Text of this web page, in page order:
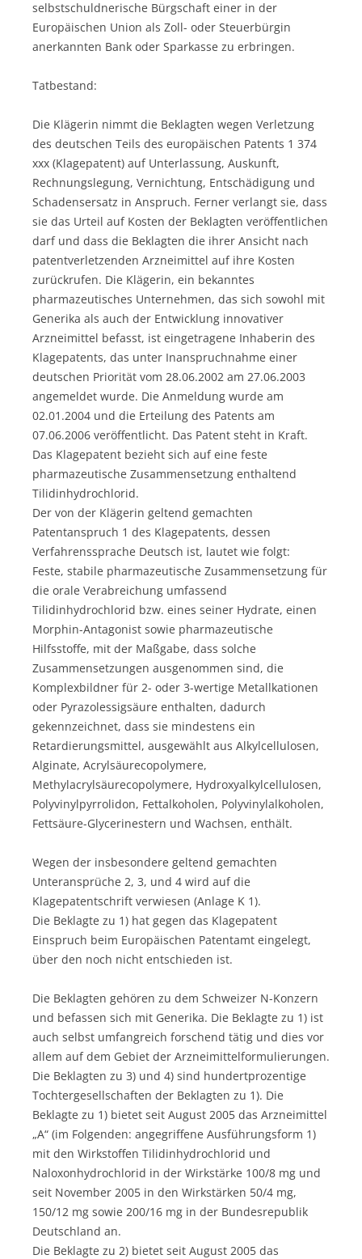
selbstschuldnerische Bürgschaft einer in der
Europäischen Union als Zoll- oder Steuerbürgin
anerkannten Bank oder Sparkasse zu erbringen.
Tatbestand:
Die Klägerin nimmt die Beklagten wegen Verletzung
des deutschen Teils des europäischen Patents 1 374
xxx (Klagepatent) auf Unterlassung, Auskunft,
Rechnungslegung, Vernichtung, Entschädigung und
Schadensersatz in Anspruch. Ferner verlangt sie, dass
sie das Urteil auf Kosten der Beklagten veröffentlichen
darf und dass die Beklagten die ihrer Ansicht nach
patentverletzenden Arzneimittel auf ihre Kosten
zurückrufen. Die Klägerin, ein bekanntes
pharmazeutisches Unternehmen, das sich sowohl mit
Generika als auch der Entwicklung innovativer
Arzneimittel befasst, ist eingetragene Inhaberin des
Klagepatents, das unter Inanspruchnahme einer
deutschen Priorität vom 28.06.2002 am 27.06.2003
angemeldet wurde. Die Anmeldung wurde am
02.01.2004 und die Erteilung des Patents am
07.06.2006 veröffentlicht. Das Patent steht in Kraft.
Das Klagepatent bezieht sich auf eine feste
pharmazeutische Zusammensetzung enthaltend
Tilidinhydrochlorid.
Der von der Klägerin geltend gemachten
Patentanspruch 1 des Klagepatents, dessen
Verfahrenssprache Deutsch ist, lautet wie folgt:
Feste, stabile pharmazeutische Zusammensetzung für
die orale Verabreichung umfassend
Tilidinhydrochlorid bzw. eines seiner Hydrate, einen
Morphin-Antagonist sowie pharmazeutische
Hilfsstoffe, mit der Maßgabe, dass solche
Zusammensetzungen ausgenommen sind, die
Komplexbildner für 2- oder 3-wertige Metallkationen
oder Pyrazolessigsäure enthalten, dadurch
gekennzeichnet, dass sie mindestens ein
Retardierungsmittel, ausgewählt aus Alkylcellulosen,
Alginate, Acrylsäurecopolymere,
Methylacrylsäurecopolymere, Hydroxyalkylcellulosen,
Polyvinylpyrrolidon, Fettalkoholen, Polyvinylalkoholen,
Fettsäure-Glycerinestern und Wachsen, enthält.
Wegen der insbesondere geltend gemachten
Unteransprüche 2, 3, und 4 wird auf die
Klagepatentschrift verwiesen (Anlage K 1).
Die Beklagte zu 1) hat gegen das Klagepatent
Einspruch beim Europäischen Patentamt eingelegt,
über den noch nicht entschieden ist.
Die Beklagten gehören zu dem Schweizer N-Konzern
und befassen sich mit Generika. Die Beklagte zu 1) ist
auch selbst umfangreich forschend tätig und dies vor
allem auf dem Gebiet der Arzneimittelformulierungen.
Die Beklagten zu 3) und 4) sind hundertprozentige
Tochtergesellschaften der Beklagten zu 1). Die
Beklagte zu 1) bietet seit August 2005 das Arzneimittel
„A“ (im Folgenden: angegriffene Ausführungsform 1)
mit den Wirkstoffen Tilidinhydrochlorid und
Naloxonhydrochlorid in der Wirkstärke 100/8 mg und
seit November 2005 in den Wirkstärken 50/4 mg,
150/12 mg sowie 200/16 mg in der Bundesrepublik
Deutschland an.
Die Beklagte zu 2) bietet seit August 2005 das